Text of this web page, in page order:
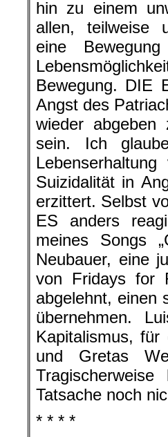
hin zu einem
allen, teilweise
eine
Bewegung. DIE
Angst des
wieder
sein. Ich
Suizidalität in
erzittert. Selbst
ES anders
meines Songs
Neubauer, eine
von Fridays for
abgelehnt, einen
übernehmen.
Kapitalismus,
und Gretas
Tatsache noch
* * * *